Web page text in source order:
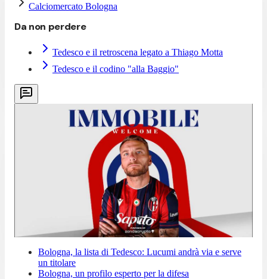
Calciomercato Bologna
Da non perdere
Tedesco e il retroscena legato a Thiago Motta
Tedesco e il codino "alla Baggio"
Bologna, la lista di Tedesco: Lucumi andrà via e serve
un titolare
Bologna, un profilo esperto per la difesa